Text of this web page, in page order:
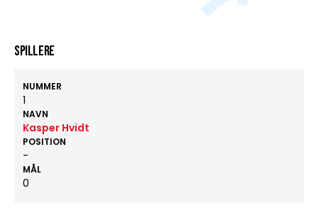
Spillere
NUMMER
1
NAVN
Kasper Hvidt
POSITION
-
MÅL
0